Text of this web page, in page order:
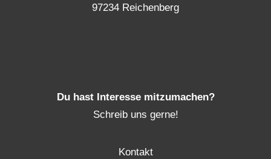
97234 Reichenberg
Du hast Interesse mitzumachen?
Schreib uns gerne!
Kontakt